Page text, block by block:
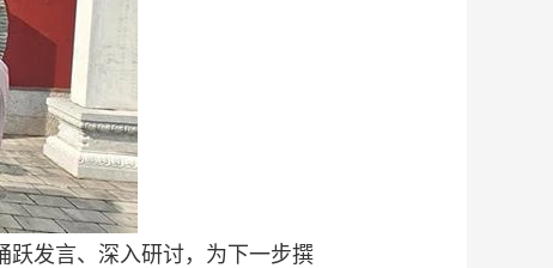
跃发言、深入研讨，为下一步撰